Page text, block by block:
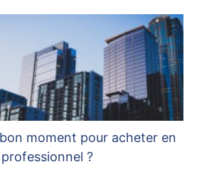
moment pour acheter en
?